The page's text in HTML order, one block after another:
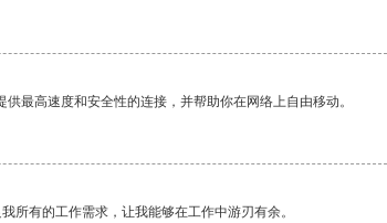
最高速度和安全性的连接，并帮助你在网络上自由移动。
所有的工作需求，让我能够在工作中游刃有余。